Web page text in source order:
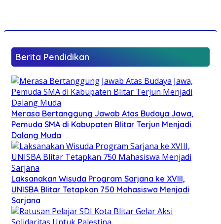
Berita Pendidikan
Merasa Bertanggung Jawab Atas Budaya Jawa,
Pemuda SMA di Kabupaten Blitar Terjun Menjadi
Dalang Muda
Laksanakan Wisuda Program Sarjana ke XVIII,
UNISBA Blitar Tetapkan 750 Mahasiswa Menjadi
Sarjana